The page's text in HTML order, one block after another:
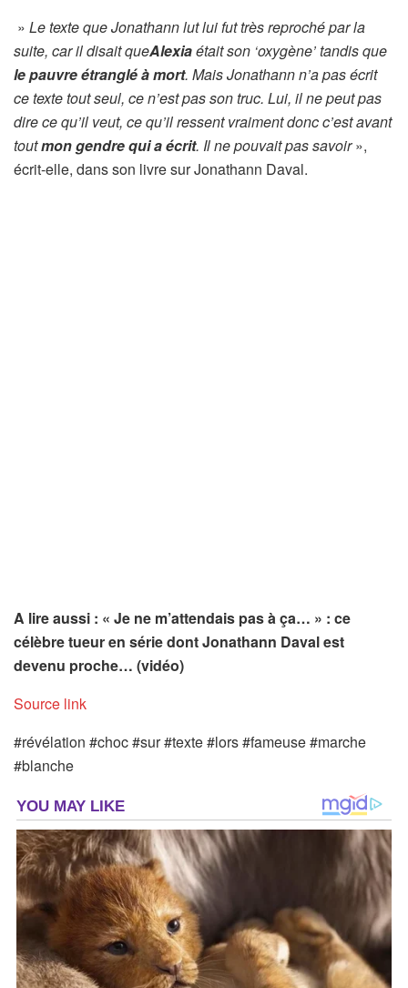
» Le texte que Jonathann lut lui fut très reproché par la
suite, car il disait queAlexiaétait son ‘oxygène’ tandis que
le pauvre étranglé à mort. Mais Jonathann n’a pas écrit
ce texte tout seul, ce n’est pas son truc. Lui, il ne peut pas
dire ce qu’il veut, ce qu’il ressent vraiment donc c’est avant
toutmon gendre qui a écrit. Il ne pouvait pas savoir»,
écrit-elle, dans son livre sur Jonathann Daval.
A lire aussi : « Je ne m’attendais pas à ça… » : ce
célèbre tueur en série dont Jonathann Daval est
devenu proche… (vidéo)
Source link
#révélation #choc #sur #texte #lors #fameuse #marche
#blanche